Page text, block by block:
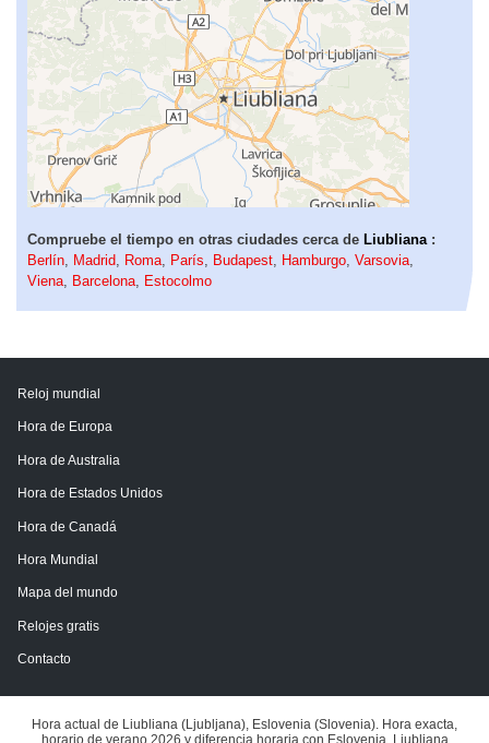
Compruebe el tiempo en otras ciudades cerca de Liubliana:
Berlín, Madrid, Roma, París, Budapest, Hamburgo, Varsovia,
Viena, Barcelona, Estocolmo
Reloj mundial
Hora de Europa
Hora de Australia
Hora de Estados Unidos
Hora de Canadá
Hora Mundial
Mapa del mundo
Relojes gratis
Contacto
Hora actual de Liubliana (Ljubljana), Eslovenia (Slovenia). Hora exacta,